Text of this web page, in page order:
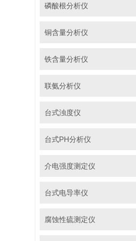
磷酸根分析仪
铜含量分析仪
铁含量分析仪
联氨分析仪
台式浊度仪
台式PH分析仪
介电强度测定仪
台式电导率仪
腐蚀性硫测定仪